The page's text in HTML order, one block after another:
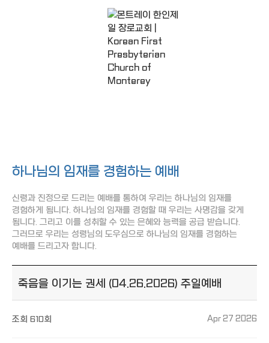
주일예배
하나님의 임재를 경험하는 예배
신령과 진정으로 드리는 예배를 통하여 우리는 하나님의 임재를
경험하게 됩니다. 하나님의 임재를 경험할 때 우리는 사명감을 갖게
됩니다. 그리고 이를 성취할 수 있는 은혜와 능력을 공급 받습니다.
그러므로 우리는 성령님의 도우심으로 하나님의 임재를 경험하는
예배를 드리고자 합니다.
죽음을 이기는 권세 (04.26.2026) 주일예배
조회 610회 Apr 27 2026